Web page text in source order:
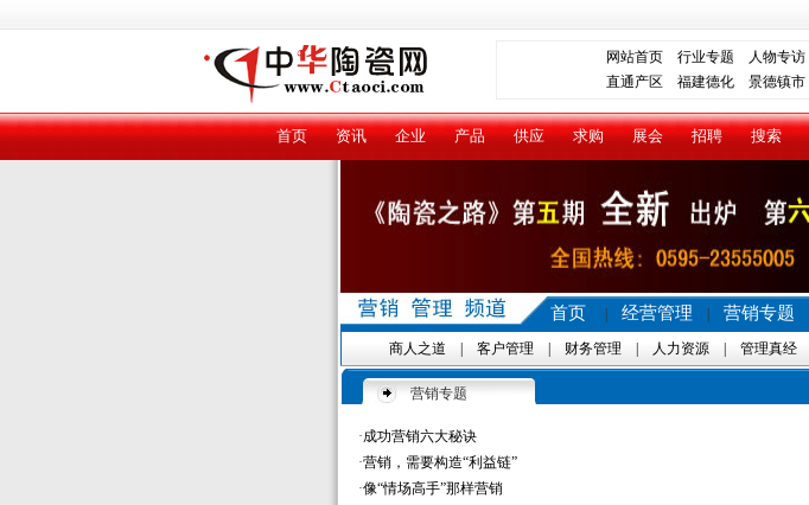
网站首页 行业专题 人物专访
直通产区 福建德化 景德镇市
首页 资讯 企业 产品 供应 求购 展会 招聘 搜索
首页 经营管理 营销专题
商人之道 客户管理 财务管理 人力资源 管理真经
营销专题
·成功营销六大秘诀
·营销，需要构造“利益链”
·像“情场高手”那样营销